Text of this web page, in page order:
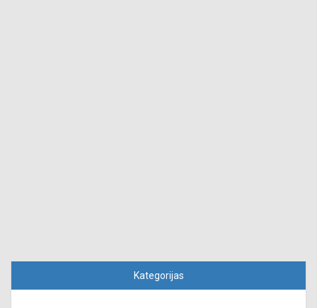
Kategorijas